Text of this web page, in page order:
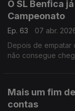
O SL Benfica
Campeonato
Ep. 63
07 abr.
Depois de empatar
não consegue
Mais um fim
contas